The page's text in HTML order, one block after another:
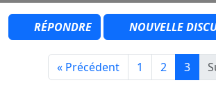
RÉPONDRE NOUVELLE
« Précédent 1 2 3